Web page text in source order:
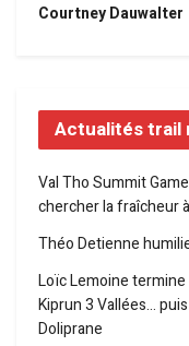
Courtney Dauwalter
Actualités trail
Val Tho Summit
chercher la fraîcheur
Théo Detienne
Loïc Lemoine termine
Kiprun 3 Vallées…
Doliprane